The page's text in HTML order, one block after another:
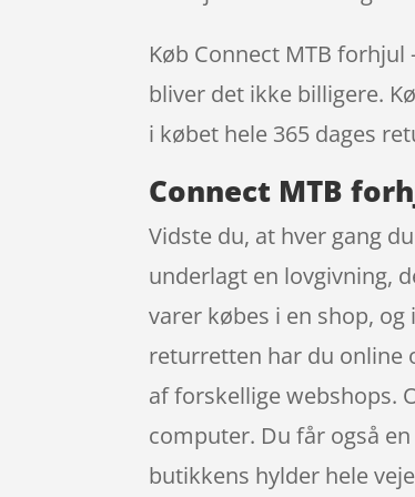
Køb Connect MTB forhjul
bliver det ikke billigere.
i købet hele 365 dages
Connect MTB
Vidste du, at hver gang
underlagt en lovgivning,
varer købes i en shop,
returretten har du online
af forskellige webshops.
computer. Du får også
butikkens hylder hele